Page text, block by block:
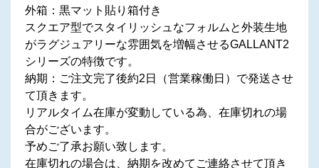
外箱：黒マット貼り箱付き
スクエア型でスタイリッシュなフォルムと外装生地
がラグジュアリーな雰囲気を増幅させるGALLANT2
シリーズの特徴です。
納期：ご注文完了後約2日（営業稼働日）で発送させ
て頂きます。
リアルタイム在庫が変動している為、在庫切れの場
合がございます。
予めご了承お願い致します。
在庫切れの場合は、納期を改めてご連絡させて頂き